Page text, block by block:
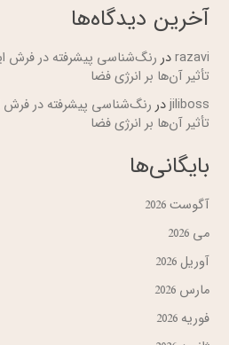
آخرین دیدگاه‌ها
razaviدر رنگ‌شناسی پیشرفته در فرش
تأثیر آن‌ها بر انرژی فضا
jilibossدر رنگ‌شناسی پیشرفته در فرش
تأثیر آن‌ها بر انرژی فضا
بایگانی‌ها
آگوست 2026
می 2026
آوریل 2026
مارس 2026
فوریه 2026